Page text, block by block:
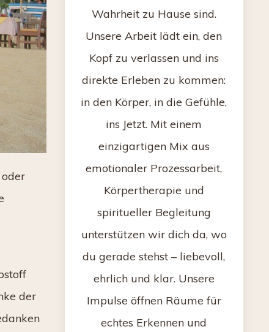
der
Wahrheit zu Hause sind.
Unsere Arbeit lädt ein, den
Kopf zu verlassen und ins
direkte Erleben zu kommen:
in den Körper, in die Gefühle,
ins Jetzt. Mit einem
einzigartigen Mix aus
emotionaler Prozessarbeit,
Körpertherapie und
spiritueller Begleitung
unterstützen wir dich da, wo
du gerade stehst – liebevoll,
ehrlich und klar. Unsere
Impulse öffnen Räume für
echtes Erkennen und